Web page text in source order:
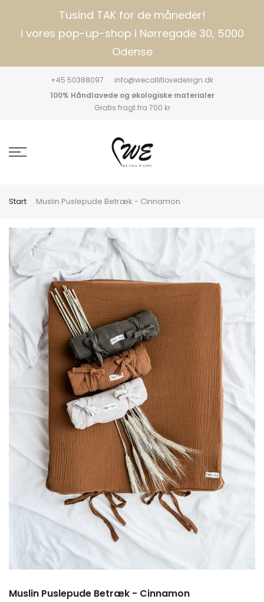
Tusind TAK for de måneder!
i vores pop-up-shop i Nørregade 30, 5000
Odense
+45 50388097
info@wecallitlovedesign.dk
100% Håndlavede og økologiske materialer
Gratis fragt fra 700 kr
Start Muslin Puslepude Betræk - Cinnamon
Muslin Puslepude Betræk - Cinnamon